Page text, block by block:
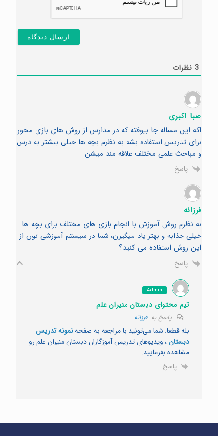
3 نظرات
صبا اکبری
اگه این مساله جا بیوفته که در مدارس از روش های بازی محور
برای تدریس استفاده بشه به نظرم بچه ها خیلی بیشتر به درس
و مباحث علمی مختلف علاقه مند میشن
پاسخ
فرزانه
به نظرم روش آموزش با انجام بازی های مختلف برای بچه ها
خیلی جذابه و بهتر یاد میگیرن، شما در سیستم آموزشی تون از
این روش استفاده می کنید؟
پاسخ
Admin
تیم محتوای دبستان منیران علم
پاسخ بهفرزانه
بله قطعا. شما می‌تونید با مراجعه به صفحهنمونه تدریس
دبستان، ویدیوهای تدریس آموزگاران دبستان منیران علم رو
مشاهده بفرمایید.
پاسخ